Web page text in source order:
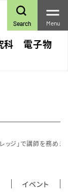
科 電子物
Search Menu
ジ」で講師を務めま
イベント